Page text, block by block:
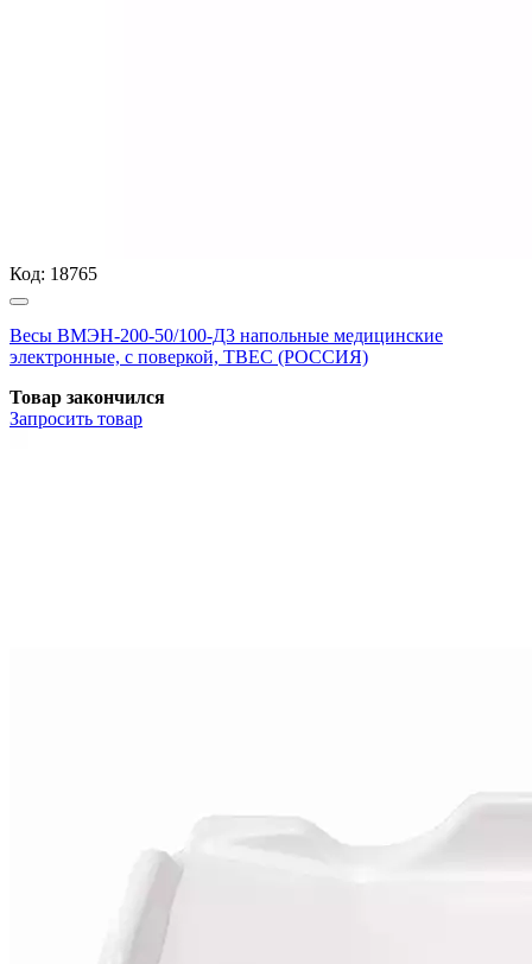
Код: 18765
Весы ВМЭН-200-50/100-Д3 напольные медицинские
электронные, с поверкой, ТВЕС (РОССИЯ)
Товар закончился
Запросить товар